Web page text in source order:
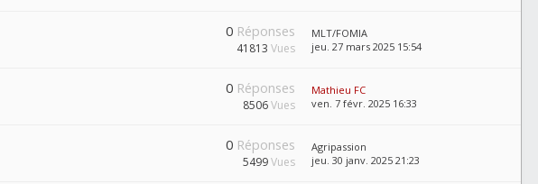
0 Réponses
41813 Vues
MLT/FOMIA
jeu. 27 mars 2025 15:54
0 Réponses
8506Vues
Mathieu FC
ven. 7 févr. 2025 16:33
0 Réponses
5499Vues
Agripassion
jeu. 30 janv. 2025 21:23